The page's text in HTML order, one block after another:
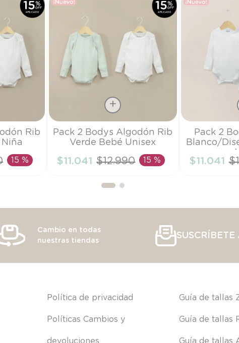
Rib
15 %
Talla
AÑADIR AL CARRITO
Pack 2 Bodys Algodón Rib
Verde Bebé Unisex
$11 .041 $12.990 15 %
Talla
PR
AÑADIR
Pack 2
Blanco/
$11 .041 $
Cambio en todas
nuestras tiendas
Política de privacidad
Políticas Cambios y
devoluciones
Guía de tallas
Guía de tallas
Guía de tallas